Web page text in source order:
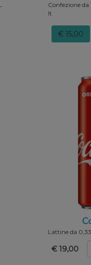
Confezione
lt
€ 15,00
Lattine da
€ 19,00